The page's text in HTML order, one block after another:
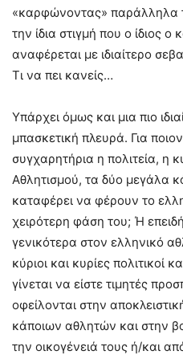
«καρφώνοντας» παράλληλα
την ίδια στιγμή που ο ίδιος ο
αναφέρεται με ιδιαίτερο
Τι να πει κανείς…
Υπάρχει όμως και μια πιο
μπασκετική πλευρά. Για
συγχαρητήρια η πολιτεία, η
Αθλητισμού, τα δύο μεγάλα
καταφέρει να φέρουν το
χειρότερη φάση του; Ή
γενικότερα στον ελληνικό
κύριοι και κυρίες πολιτικοί
γίνεται να είστε τιμητές
οφείλονται στην
κάποιων αθλητών και στην
την οικογένειά τους ή/και